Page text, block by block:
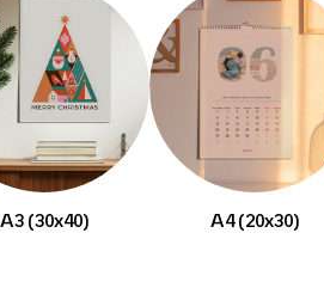
A3 (30x40) A4 (20x30)